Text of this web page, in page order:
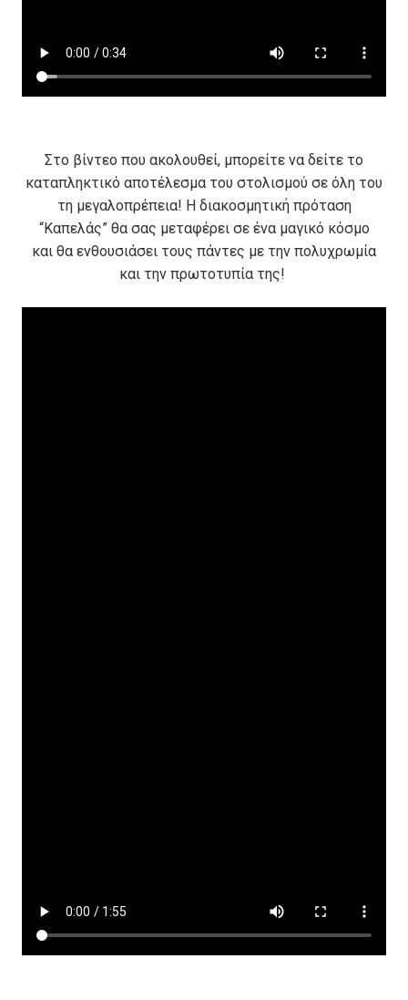
Στο βίντεο που ακολουθεί, μπορείτε να δείτε το
καταπληκτικό αποτέλεσμα του στολισμού σε όλη του
τη μεγαλοπρέπεια! Η διακοσμητική πρόταση
“Καπελάς” θα σας μεταφέρει σε ένα μαγικό κόσμο
και θα ενθουσιάσει τους πάντες με την πολυχρωμία
και την πρωτοτυπία της!